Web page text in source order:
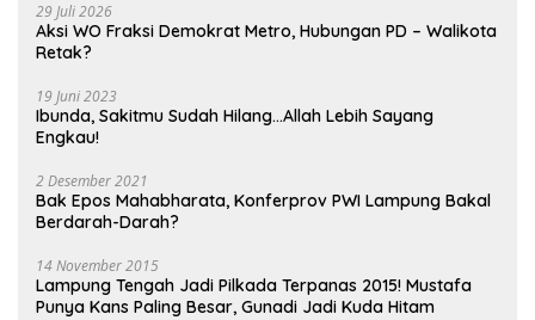
29 Juli 2026
Aksi WO Fraksi Demokrat Metro, Hubungan PD – Walikota
Retak?
19 Juni 2023
Ibunda, Sakitmu Sudah Hilang…Allah Lebih Sayang
Engkau!
2 Desember 2021
Bak Epos Mahabharata, Konferprov PWI Lampung Bakal
Berdarah-Darah?
14 November 2015
Lampung Tengah Jadi Pilkada Terpanas 2015! Mustafa
Punya Kans Paling Besar, Gunadi Jadi Kuda Hitam